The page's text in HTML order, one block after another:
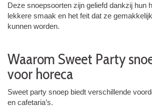
Deze snoepsoorten zijn geliefd dankzij hun
lekkere smaak en het feit dat ze
kunnen worden.
Waarom Sweet Party
voor horeca
Sweet party snoep biedt verschillende
en cafetaria’s.